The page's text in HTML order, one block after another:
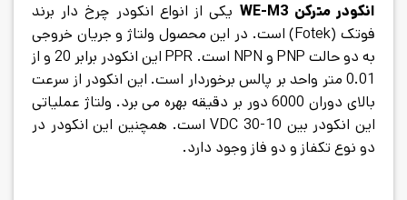
انکودر مترکن WE-M3
یکی از انواع انکودر چرخ دار برند
فوتک (Fotek) است. در این محصول ولتاژ و جریان خروجی
به دو حالت PNP و NPN است. PPR این انکودر برابر 20 و از
0.01 متر واحد بر پالس برخوردار است. این انکودر از سرعت
بالای دوران 6000 دور بر دقیقه بهره می برد. ولتاژ عملیاتی
این انکودر بین 10-30 VDC است. همچنین این انکودر در
دو نوع تکفاز و دو فاز وجود دارد.